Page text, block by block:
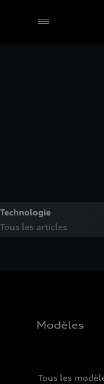
Technologie
Tous les articles
Modèles
Tous les